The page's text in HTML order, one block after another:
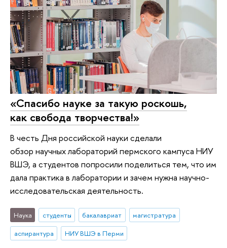
«Спасибо науке за такую роскошь,
как свобода творчества!»
В честь Дня российской науки сделали
обзор научных лабораторий пермского кампуса НИУ
ВШЭ, а студентов попросили поделиться тем, что им
дала практика в лаборатории и зачем нужна научно-
исследовательская деятельность.
Наука студенты бакалавриат
магистратура
аспирантура
НИУ ВШЭ в Перми